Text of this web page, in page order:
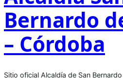
Bernardo
– Córdoba
Sitio oficial Alcaldía de San